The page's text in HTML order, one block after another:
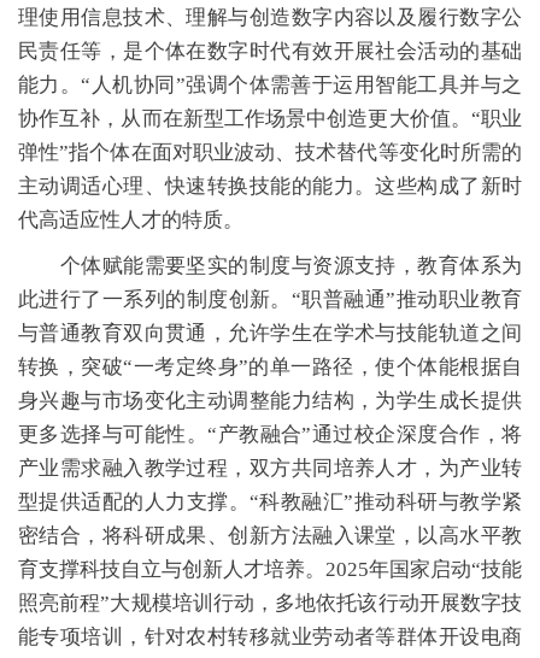
理使用信息技术、理解与创造数字内容以及履行数字公
民责任等，是个体在数字时代有效开展社会活动的基础
能力。“人机协同”强调个体需善于运用智能工具并与之
协作互补，从而在新型工作场景中创造更大价值。“职业
弹性”指个体在面对职业波动、技术替代等变化时所需的
主动调适心理、快速转换技能的能力。这些构成了新时
代高适应性人才的特质。
个体赋能需要坚实的制度与资源支持，教育体系为
此进行了一系列的制度创新。“职普融通”推动职业教育
与普通教育双向贯通，允许学生在学术与技能轨道之间
转换，突破“一考定终身”的单一路径，使个体能根据自
身兴趣与市场变化主动调整能力结构，为学生成长提供
更多选择与可能性。“产教融合”通过校企深度合作，将
产业需求融入教学过程，双方共同培养人才，为产业转
型提供适配的人力支撑。“科教融汇”推动科研与教学紧
密结合，将科研成果、创新方法融入课堂，以高水平教
育支撑科技自立与创新人才培养。2025年国家启动“技能
照亮前程”大规模培训行动，多地依托该行动开展数字技
能专项培训，针对农村转移就业劳动者等群体开设电商